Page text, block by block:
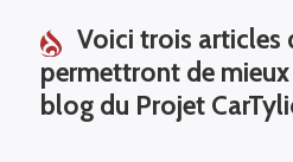
Voici trois articles
permettront de
blog du Projet